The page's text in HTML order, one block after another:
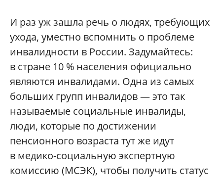
И раз уж зашла речь о людях, требующих
ухода, уместно вспомнить о проблеме
инвалидности в России. Задумайтесь:
в стране 10 % населения официально
являются инвалидами. Одна из самых
больших групп инвалидов — это так
называемые социальные инвалиды,
люди, которые по достижении
пенсионного возраста тут же идут
в медико-социальную экспертную
комиссию (МСЭК), чтобы получить статус